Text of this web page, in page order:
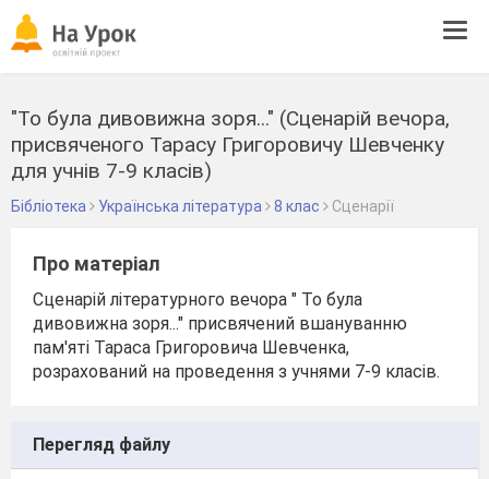
"То була дивовижна зоря..." (Сценарій вечора,
присвяченого Тарасу Григоровичу Шевченку
для учнів 7-9 класів)
Бібліотека Українська література 8 клас Сценарії
Про матеріал
Сценарій літературного вечора " То була
дивовижна зоря..." присвячений вшануванню
пам'яті Тараса Григоровича Шевченка,
розрахований на проведення з учнями 7-9 класів.
Перегляд файлу